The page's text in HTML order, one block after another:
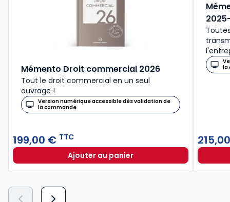
Mémento Droit commercial 2026
Tout le droit commercial en un seul
ouvrage !
Version numérique accessible dès validation de
la commande
199,00 € TTC
Ajouter au panierMémento Droit commercial 2026
la